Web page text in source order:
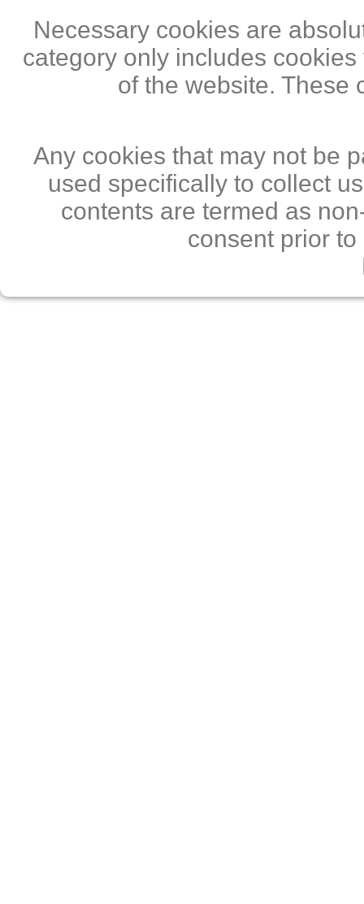
Necessary cookies are
category only includes
of the website. These
Any cookies that may not be
used specifically to collect
contents are termed as
consent prior